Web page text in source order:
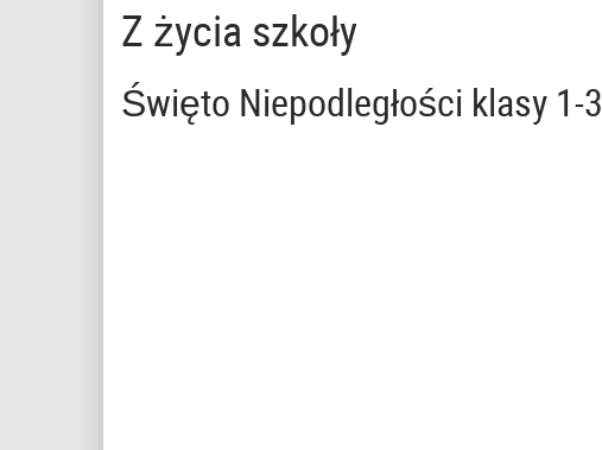
Z życia szkoły
Święto Niepodległości klasy 1-3